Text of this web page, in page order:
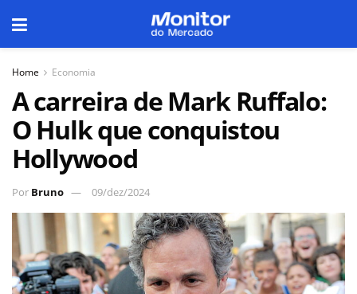
Home Economia
A carreira de Mark Ruffalo:
O Hulk que conquistou
Hollywood
Por Bruno 09/dez/2024